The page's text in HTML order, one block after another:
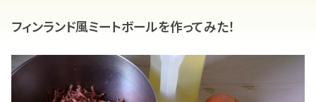
フィンランド風ミートボールを作ってみた！